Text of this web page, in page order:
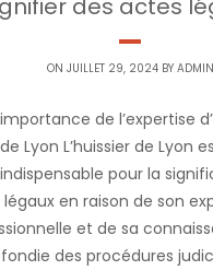
des actes
ON JUILLET 29, 2024 BY ADMIN
importance de l’expertise
de Lyon L’huissier de Lyon
indispensable pour la
en raison de son
et de sa
des procédures